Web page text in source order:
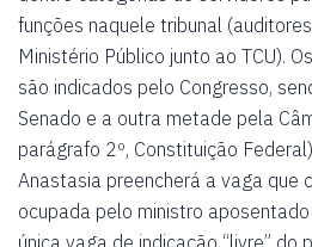
funções naquele tribunal
Ministério Público junto ao TCU).
são indicados pelo Congresso,
Senado e a outra metade pela
parágrafo 2º, Constituição
Anastasia preencherá a vaga que
ocupada pelo ministro aposentado
única vaga de indicação “livre” do